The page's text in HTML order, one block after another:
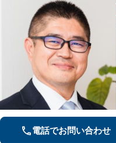
電話でお問い合わせ